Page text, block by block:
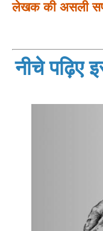
लेखक की असली
नीचे पढ़िए